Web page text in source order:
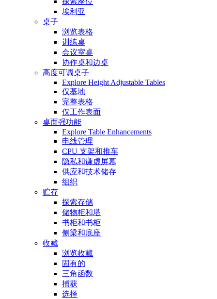
埃利亚
桌子
浏览表格
训练桌
会议室桌
协作桌和边桌
高度可调桌子
Explore Height Adjustable Tables
仅基地
完整表格
仅工作表面
桌面强功能
Explore Table Enhancements
电线管理
CPU 支架和推车
隐私和谦虚屏幕
供应和技术储存
组织
贮存
探索存储
储物柜和塔
书柜和书柜
侧梁和底座
收藏
浏览收藏
固有的
三角函数
捕获
选择